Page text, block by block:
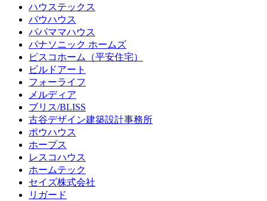
ハウステックス
バウハウス
パパママハウス
パナソニック ホームズ
ピスコホーム（平安住宅）
ビルドアート
フォーライフ
メルディア
ブリス/BLISS
古谷デザイン建築設計事務所
ポウハウス
ホープス
レスコハウス
ホームテック
セイズ株式会社
リガード